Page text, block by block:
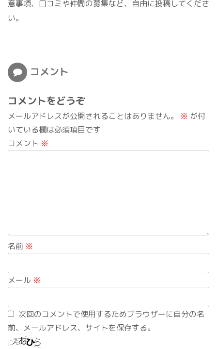
意事項、口コミや仲間の募集など、自由に投稿してくださ
い。
コメント
コメントをどうぞ
メールアドレスが公開されることはありません。 ※ が付
いている欄は必須項目です
コメント ※
名前 ※
メール ※
次回のコメントで使用するためブラウザーに自分の名
前、メールアドレス、サイトを保存する。